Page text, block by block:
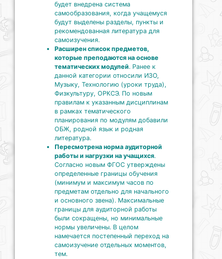
будет внедрена система
самообразования, когда учащемуся
будут выделены разделы, пункты и
рекомендованная литература для
самоизучения.
Расширен список предметов,
которые преподаются на основе
тематических модулей. Ранее к
данной категории относили ИЗО,
Музыку, Технологию (уроки труда),
Физкультуру, ОРКСЭ. По новым
правилам к указанным дисциплинам
в рамках тематического
планирования по модулям добавили
ОБЖ, родной язык и родная
литература.
Пересмотрена норма аудиторной
работы и нагрузки на учащихся.
Согласно новым ФГОС утверждены
определенные границы обучения
(минимум и максимум часов по
предметам отдельно для начального
и основного звена). Максимальные
границы для аудиторной работы
были сокращены, но минимальные
нормы увеличены. В целом
намечается постепенный переход на
самоизучение отдельных моментов,
тем.